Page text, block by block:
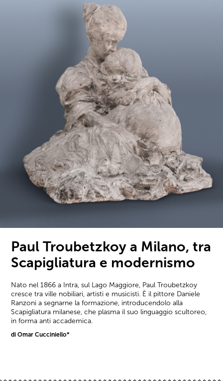
Paul Troubetzkoy a Milano, tra
Scapigliatura e modernismo
Nato nel 1866 a Intra, sul Lago Maggiore, Paul Troubetzkoy
cresce tra ville nobiliari, artisti e musicisti. È il pittore Daniele
Ranzoni a segnarne la formazione, introducendolo alla
Scapigliatura milanese, che plasma il suo linguaggio scultoreo,
in forma anti accademica.
di Omar Cucciniello*